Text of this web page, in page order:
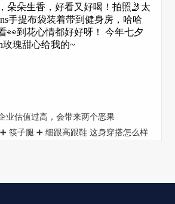
朵朵生香，好看又好喝！拍照🤳太
手提布袋装着带到健身房，哈哈
👀到花心情都好好呀！ 今年七夕
玫瑰甜心给我的~
业估值过高，会带来两个恶果
筷子腿 ➕ 细跟高跟鞋 这身穿搭怎么样